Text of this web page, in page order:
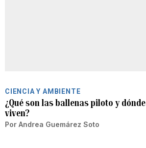
CIENCIA Y AMBIENTE
¿Qué son las ballenas piloto y dónde
viven?
Por Andrea Guemárez Soto